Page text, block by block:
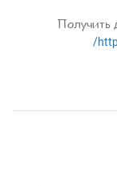
Получить